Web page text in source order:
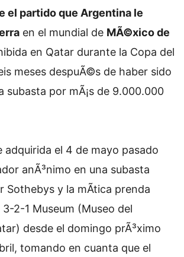
el partido que Argentina le
en el mundial de MÃ©xico de
en Qatar durante la Copa del
meses despuÃ©s de haber sido
subasta por mÃ¡s de 9.000.000
adquirida el 4 de mayo pasado
anÃ³nimo en una subasta
Sothebys y la mÃ­tica prenda
2-1 Museum (Museo del
desde el domingo prÃ³ximo
tomando en cuanta que el